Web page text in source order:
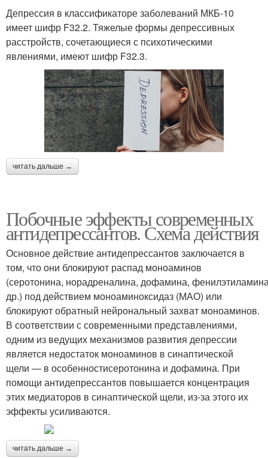
Депрессия в классификаторе заболеваний МКБ-10
имеет шифр F32.2. Тяжелые формы депрессивных
расстройств, сочетающиеся с психотическими
явлениями, имеют шифр F32.3.
читать дальше →
Побочные эффекты современных
антидепрессантов. Схема действия
Основное действие антидепрессантов заключается в
том, что они блокируют распад моноаминов
(серотонина, норадреналина, дофамина,
др.) под действием моноаминоксидаз (МАО) или
блокируют обратный нейрональный захват моноаминов.
В соответствии с современными представлениями,
одним из ведущих механизмов развития депрессии
является недостаток моноаминов в синаптической
щели — в особенностисеротонина и дофамина. При
помощи антидепрессантов повышается концентрация
этих медиаторов в синаптической щели, из-за этого их
эффекты усиливаются.
читать дальше →